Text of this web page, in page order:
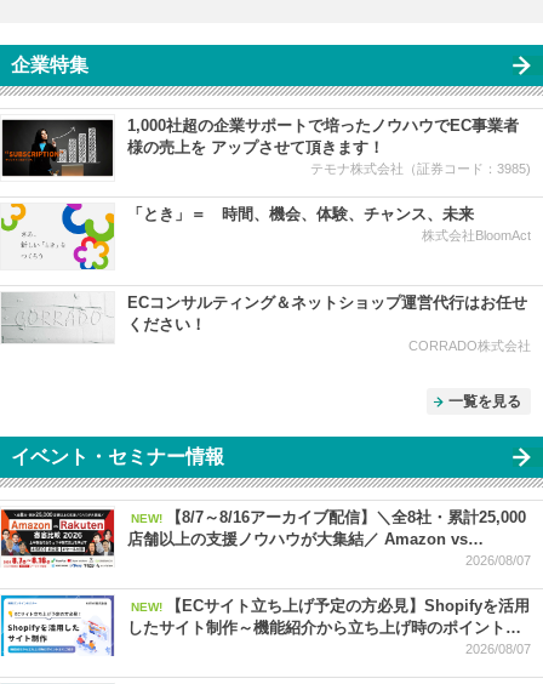
企業特集
1,000社超の企業サポートで培ったノウハウでEC事業者
様の売上を アップさせて頂きます！
テモナ株式会社（証券コード：3985)
「とき」＝ 時間、機会、体験、チャンス、未来
株式会社BloomAct
ECコンサルティング＆ネットショップ運営代行はお任せ
ください！
CORRADO株式会社
一覧を見る
イベント・セミナー情報
NEW!
【8/7～8/16アーカイブ配信】＼全8社・累計25,000
店舗以上の支援ノウハウが大集結／ Amazon vs
Rakuten 徹底比較 2026 ー 上半期振り返り＆下半期で売
2026/08/07
NEW!
【ECサイト立ち上げ予定の方必見】Shopifyを活用
したサイト制作～機能紹介から立ち上げ時のポイントま
2026/08/07